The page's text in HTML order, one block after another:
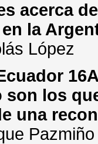
acerca
la
López
los
una
Pazmiño